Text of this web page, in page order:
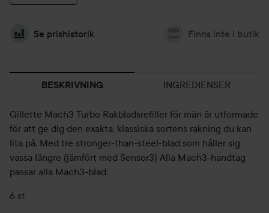
Se prishistorik Finns inte i butik
BESKRIVNING INGREDIENSER
Gillette Mach3 Turbo Rakbladsrefiller för män är utformade
för att ge dig den exakta, klassiska sortens rakning du kan
lita på. Med tre stronger-than-steel-blad som håller sig
vassa längre (jämfört med Sensor3) Alla Mach3-handtag
passar alla Mach3-blad.
6 st